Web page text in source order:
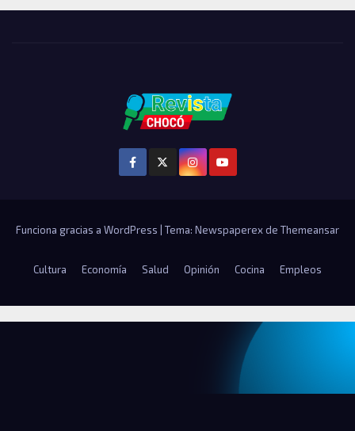
Funciona gracias a WordPress Tema: Newspaperex de Themeansar
Cultura Economía Salud Opinión Cocina Empleos